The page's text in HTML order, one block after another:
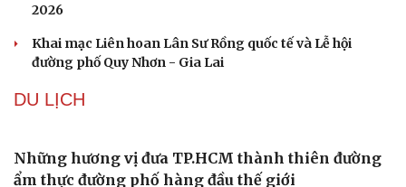
2026
Khai mạc Liên hoan Lân Sư Rồng quốc tế và Lễ hội
đường phố Quy Nhơn - Gia Lai
DU LỊCH